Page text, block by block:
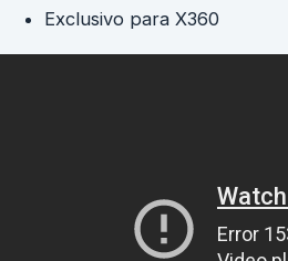
Exclusivo para X360